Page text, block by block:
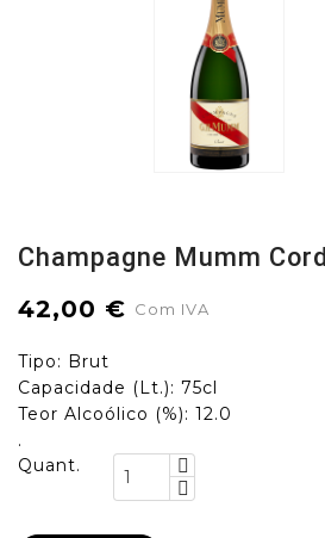
Champagne Mumm
42,00 € Com IVA
Tipo: Brut
Capacidade (Lt.): 75cl
Teor Alcoólico (%): 12.0
.
Quant.